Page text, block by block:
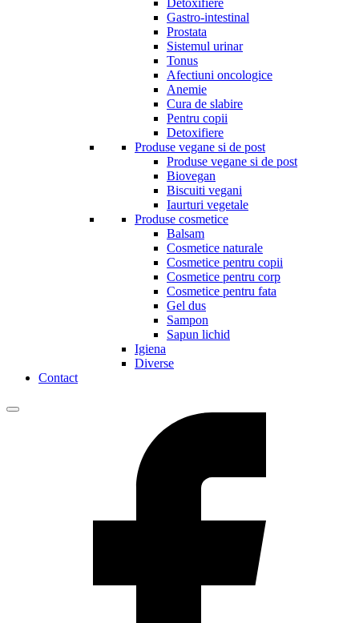
Detoxifiere
Gastro-intestinal
Prostata
Sistemul urinar
Tonus
Afectiuni oncologice
Anemie
Cura de slabire
Pentru copii
Detoxifiere
Produse vegane si de post
Produse vegane si de post
Biovegan
Biscuiti vegani
Iaurturi vegetale
Produse cosmetice
Balsam
Cosmetice naturale
Cosmetice pentru copii
Cosmetice pentru corp
Cosmetice pentru fata
Gel dus
Sampon
Sapun lichid
Igiena
Diverse
Contact